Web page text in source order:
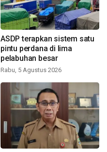
ASDP terapkan sistem satu
pintu perdana di lima
pelabuhan besar
Rabu, 5 Agustus 2026